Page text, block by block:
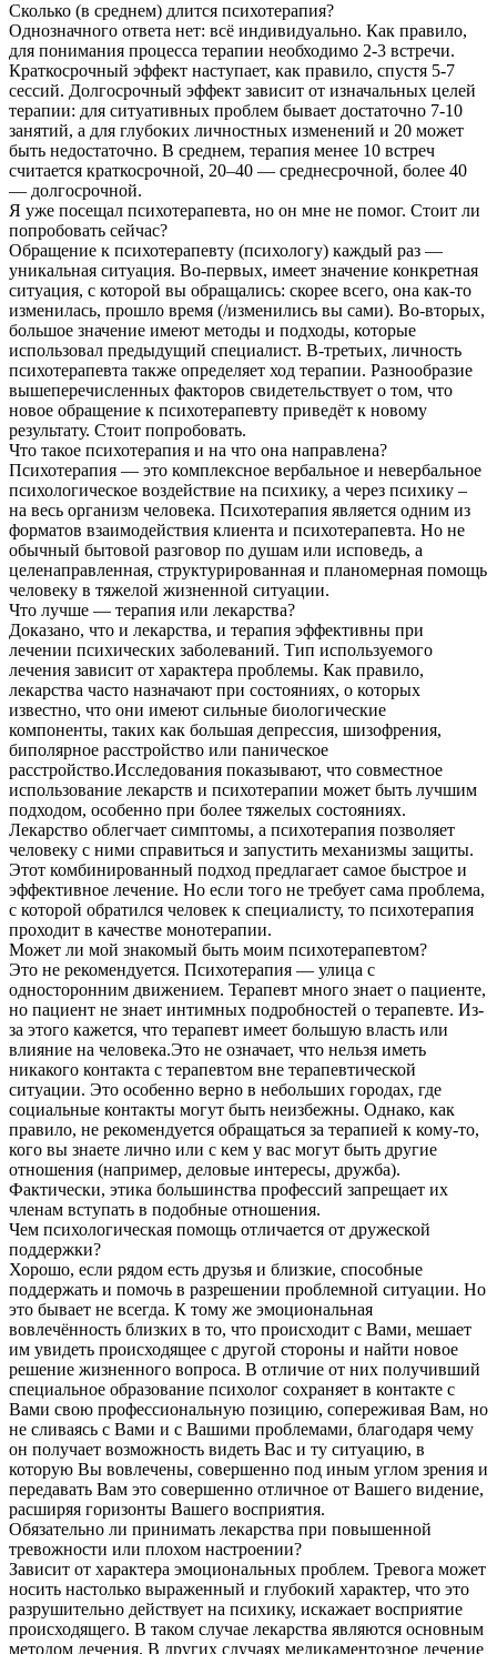
Сколько (в среднем) длится психотерапия?
Однозначного ответа нет: всё индивидуально. Как правило,
для понимания процесса терапии необходимо 2-3 встречи.
Краткосрочный эффект наступает, как правило, спустя 5-7
сессий. Долгосрочный эффект зависит от изначальных целей
терапии: для ситуативных проблем бывает достаточно 7-10
занятий, а для глубоких личностных изменений и 20 может
быть недостаточно. В среднем, терапия менее 10 встреч
считается краткосрочной, 20–40 — среднесрочной, более 40
— долгосрочной.
Я уже посещал психотерапевта, но он мне не помог. Стоит ли
попробовать сейчас?
Обращение к психотерапевту (психологу) каждый раз —
уникальная ситуация. Во-первых, имеет значение конкретная
ситуация, с которой вы обращались: скорее всего, она как-то
изменилась, прошло время (/изменились вы сами). Во-вторых,
большое значение имеют методы и подходы, которые
использовал предыдущий специалист. В-третьих, личность
психотерапевта также определяет ход терапии. Разнообразие
вышеперечисленных факторов свидетельствует о том, что
новое обращение к психотерапевту приведёт к новому
результату. Стоит попробовать.
Что такое психотерапия и на что она направлена?
Психотерапия — это комплексное вербальное и невербальное
психологическое воздействие на психику, а через психику –
на весь организм человека. Психотерапия является одним из
форматов взаимодействия клиента и психотерапевта. Но не
обычный бытовой разговор по душам или исповедь, а
целенаправленная, структурированная и планомерная помощь
человеку в тяжелой жизненной ситуации.
Что лучше — терапия или лекарства?
Доказано, что и лекарства, и терапия эффективны при
лечении психических заболеваний. Тип используемого
лечения зависит от характера проблемы. Как правило,
лекарства часто назначают при состояниях, о которых
известно, что они имеют сильные биологические
компоненты, таких как большая депрессия, шизофрения,
биполярное расстройство или паническое
расстройство.Исследования показывают, что совместное
использование лекарств и психотерапии может быть лучшим
подходом, особенно при более тяжелых состояниях.
Лекарство облегчает симптомы, а психотерапия позволяет
человеку с ними справиться и запустить механизмы защиты.
Этот комбинированный подход предлагает самое быстрое и
эффективное лечение. Но если того не требует сама проблема,
с которой обратился человек к специалисту, то психотерапия
проходит в качестве монотерапии.
Может ли мой знакомый быть моим психотерапевтом?
Это не рекомендуется. Психотерапия — улица с
односторонним движением. Терапевт много знает о пациенте,
но пациент не знает интимных подробностей о терапевте. Из-
за этого кажется, что терапевт имеет большую власть или
влияние на человека.Это не означает, что нельзя иметь
никакого контакта с терапевтом вне терапевтической
ситуации. Это особенно верно в небольших городах, где
социальные контакты могут быть неизбежны. Однако, как
правило, не рекомендуется обращаться за терапией к кому-то,
кого вы знаете лично или с кем у вас могут быть другие
отношения (например, деловые интересы, дружба).
Фактически, этика большинства профессий запрещает их
членам вступать в подобные отношения.
Чем психологическая помощь отличается от дружеской
поддержки?
Хорошо, если рядом есть друзья и близкие, способные
поддержать и помочь в разрешении проблемной ситуации. Но
это бывает не всегда. К тому же эмоциональная
вовлечённость близких в то, что происходит с Вами, мешает
им увидеть происходящее с другой стороны и найти новое
решение жизненного вопроса. В отличие от них получивший
специальное образование психолог сохраняет в контакте с
Вами свою профессиональную позицию, сопереживая Вам, но
не сливаясь с Вами и с Вашими проблемами, благодаря чему
он получает возможность видеть Вас и ту ситуацию, в
которую Вы вовлечены, совершенно под иным углом зрения и
передавать Вам это совершенно отличное от Вашего видение,
расширяя горизонты Вашего восприятия.
Обязательно ли принимать лекарства при повышенной
тревожности или плохом настроении?
Зависит от характера эмоциональных проблем. Тревога может
носить настолько выраженный и глубокий характер, что это
разрушительно действует на психику, искажает восприятие
происходящего. В таком случае лекарства являются основным
методом лечения. В других случаях медикаментозное лечение